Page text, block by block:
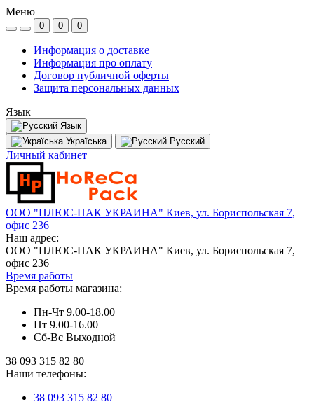
Меню
0 0 0
Информация о доставке
Информация про оплату
Договор публичной оферты
Защита персональных данных
Язык
Язык
Україська
Русский
Личный кабинет
ООО "ПЛЮС-ПАК УКРАИНА" Киев, ул. Бориспольская 7,
офис 236
Наш адрес:
ООО "ПЛЮС-ПАК УКРАИНА" Киев, ул. Бориспольская 7,
офис 236
Время работы
Время работы магазина:
Пн-Чт 9.00-18.00
Пт 9.00-16.00
Сб-Вс Выходной
38 093 315 82 80
Наши телефоны:
38 093 315 82 80